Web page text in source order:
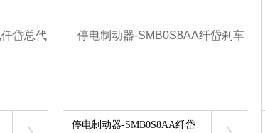
停电制动器-SMB0S8AA纤岱